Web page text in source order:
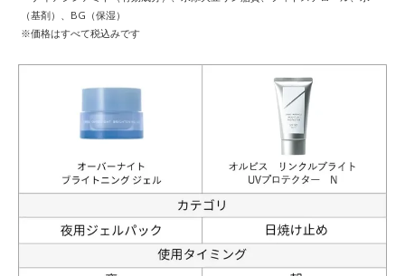
（基剤）、BG（保湿）
※価格はすべて税込みです